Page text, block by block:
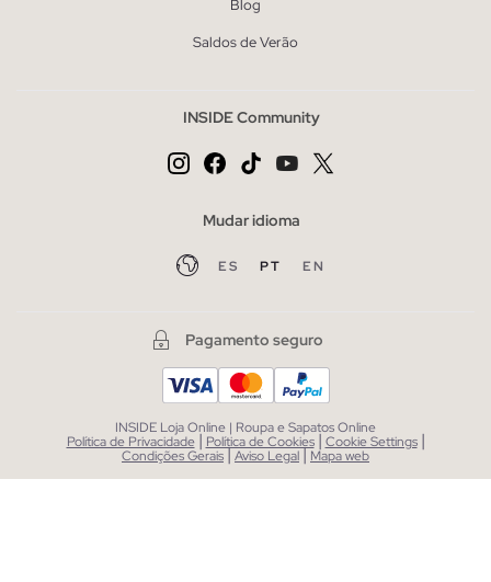
Blog
Saldos de Verão
INSIDE Community
Mudar idioma
ES PT EN
Pagamento seguro
INSIDE Loja Online | Roupa e Sapatos Online
Política de Privacidade | Política de Cookies | Cookie Settings |
Condições Gerais|Aviso Legal| Mapa web